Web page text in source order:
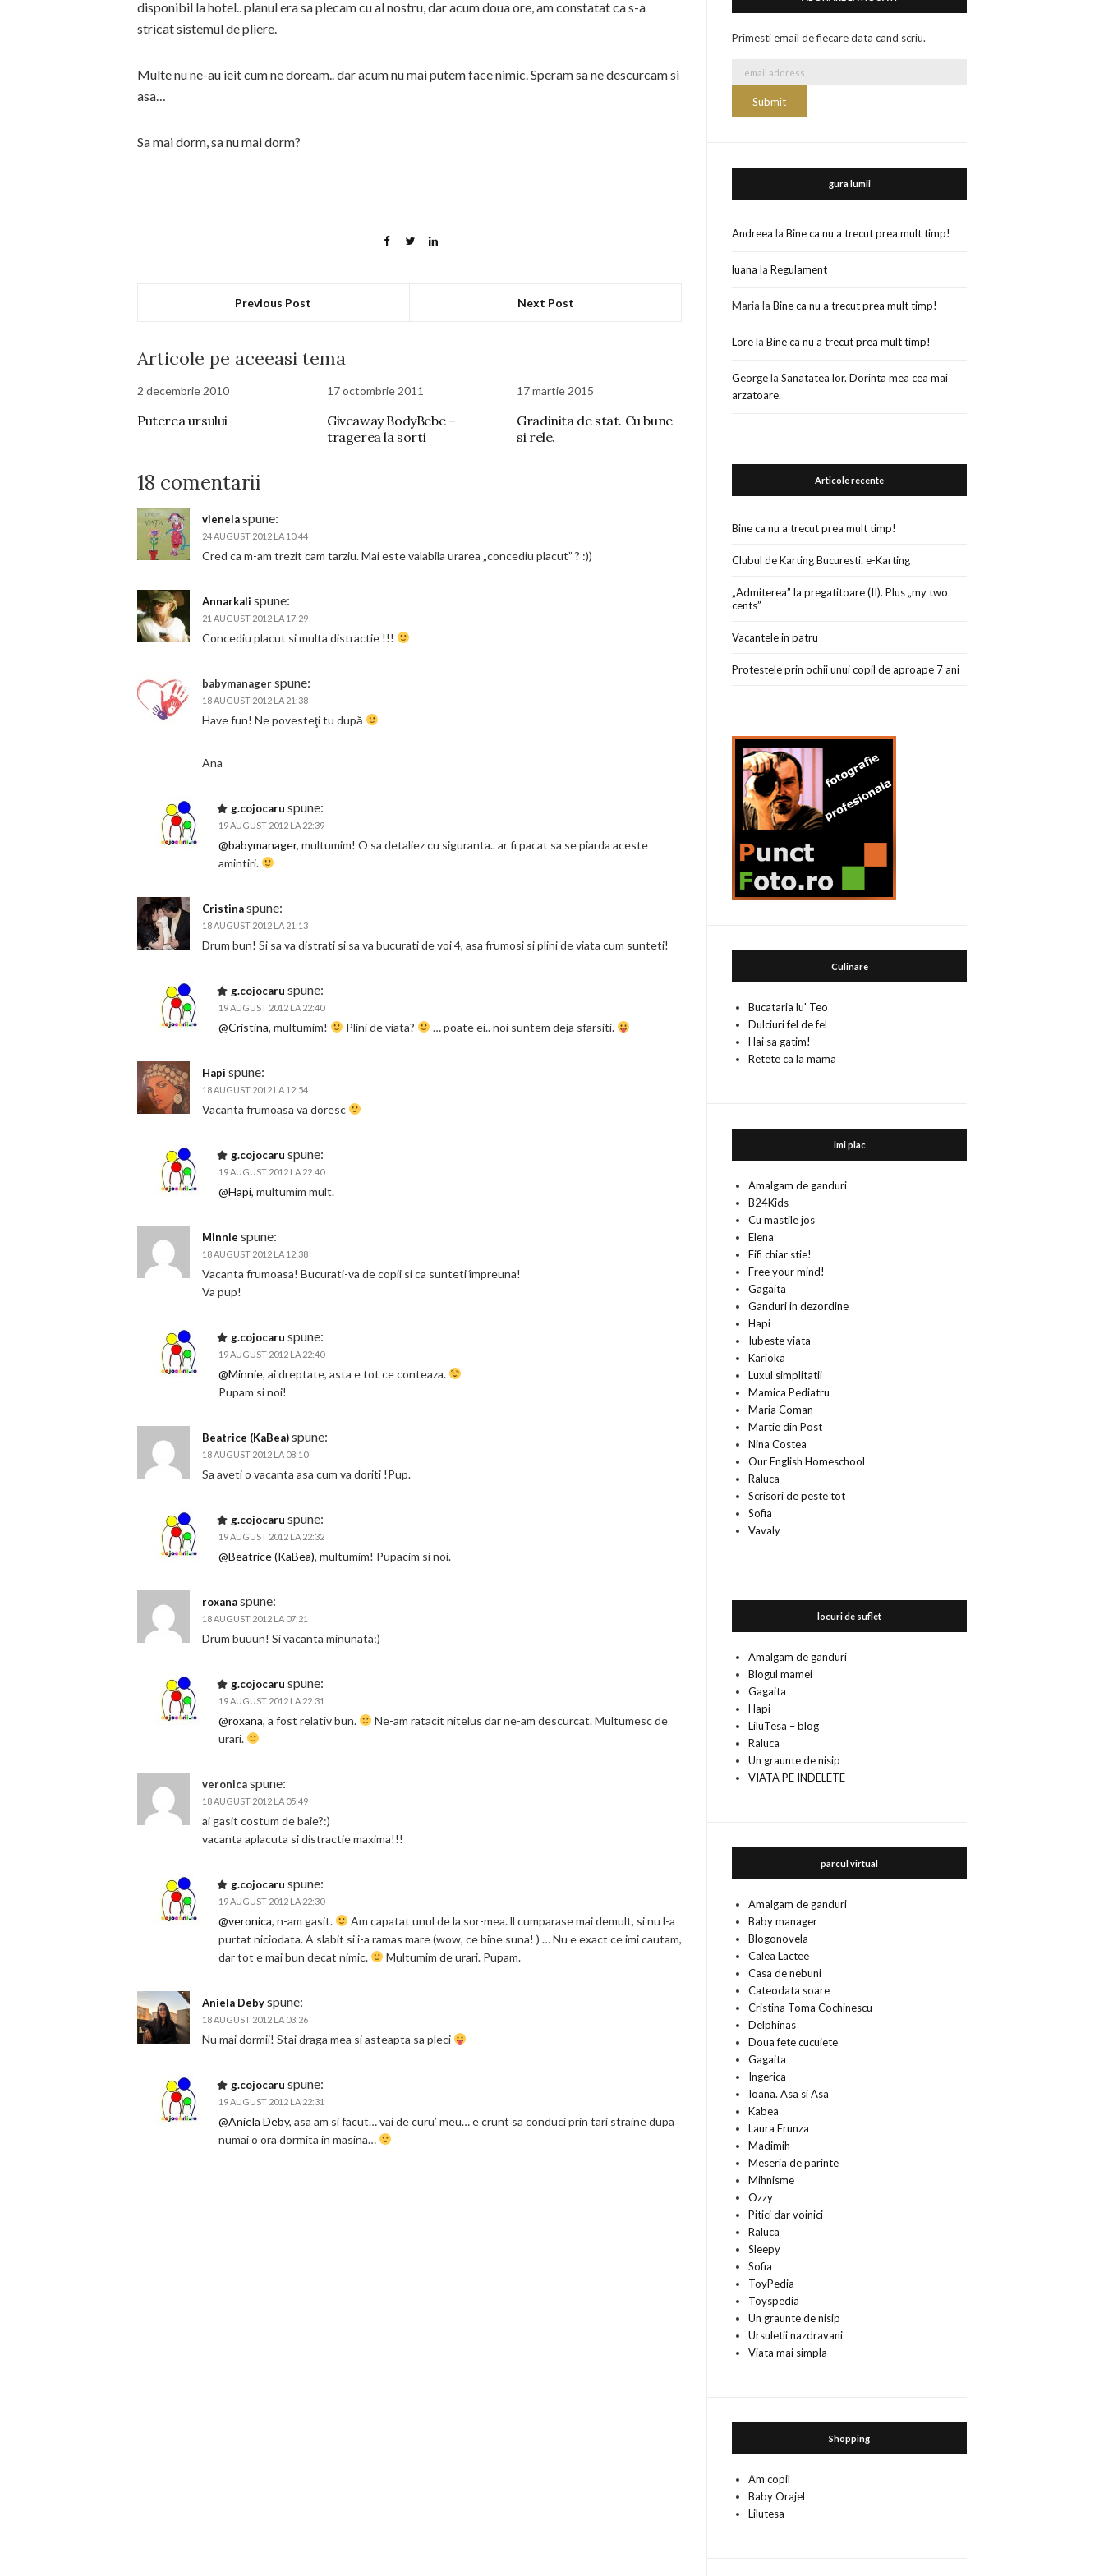
disponibil la hotel.. planul era sa plecam cu al nostru, dar acum doua ore, am constatat ca s-a
stricat sistemul de pliere.
Multe nu ne-au ieit cum ne doream.. dar acum nu mai putem face nimic. Speram sa ne descurcam si
asa…
Sa mai dorm, sa nu mai dorm?
Previous Post Next Post
Articole pe aceeasi tema
2 decembrie 2010
Puterea ursului
17 octombrie 2011
Giveaway BodyBebe –
tragerea la sorti
17 martie 2015
Gradinita de stat. Cu bune
si rele.
18 comentarii
vienelaspune:
24 AUGUST 2012 LA 10:44
Cred ca m-am trezit cam tarziu. Mai este valabila urarea „concediu placut” ? :))
Annarkali spune:
21 AUGUST 2012 LA 17:29
Concediu placut si multa distractie !!!
babymanagerspune:
18 AUGUST 2012 LA 21:38
Have fun! Ne povesteţi tu după
Ana
g.cojocaru spune:
19 AUGUST 2012 LA 22:39
@babymanager, multumim! O sa detaliez cu siguranta.. ar fi pacat sa se piarda aceste
amintiri.
Cristinaspune:
18 AUGUST 2012 LA 21:13
Drum bun! Si sa va distrati si sa va bucurati de voi 4, asa frumosi si plini de viata cum sunteti!
g.cojocaru spune:
19 AUGUST 2012 LA 22:40
@Cristina, multumim! Plini de viata? … poate ei.. noi suntem deja sfarsiti.
Hapi spune:
18 AUGUST 2012 LA 12:54
Vacanta frumoasa va doresc
g.cojocaru spune:
19 AUGUST 2012 LA 22:40
@Hapi, multumim mult.
Minnie spune:
18 AUGUST 2012 LA 12:38
Vacanta frumoasa! Bucurati-va de copii si ca sunteti împreuna!
Va pup!
g.cojocaru spune:
19 AUGUST 2012 LA 22:40
@Minnie, ai dreptate, asta e tot ce conteaza.
Pupam si noi!
Beatrice (KaBea)spune:
18 AUGUST 2012 LA 08:10
Sa aveti o vacanta asa cum va doriti !Pup.
g.cojocaru spune:
19 AUGUST 2012 LA 22:32
@Beatrice (KaBea), multumim! Pupacim si noi.
roxanaspune:
18 AUGUST 2012 LA 07:21
Drum buuun! Si vacanta minunata:)
g.cojocaru spune:
19 AUGUST 2012 LA 22:31
@roxana, a fost relativ bun.
Ne-am ratacit nitelus dar ne-am descurcat. Multumesc de
urari.
veronicaspune:
18 AUGUST 2012 LA 05:49
ai gasit costum de baie?:)
vacanta aplacuta si distractie maxima!!!
g.cojocaru spune:
19 AUGUST 2012 LA 22:30
@veronica, n-am gasit.
Am capatat unul de la sor-mea. ll cumparase mai demult, si nu l-a
purtat niciodata. A slabit si i-a ramas mare (wow, ce bine suna! ) … Nu e exact ce imi cautam,
dar tot e mai bun decat nimic.
Multumim de urari. Pupam.
Aniela Debyspune:
18 AUGUST 2012 LA 03:26
Nu mai dormii! Stai draga mea si asteapta sa pleci
g.cojocaru spune:
19 AUGUST 2012 LA 22:31
@Aniela Deby, asa am si facut… vai de curu’ meu… e crunt sa conduci prin tari straine dupa
numai o ora dormita in masina…
Primesti email de fiecare data cand scriu.
gura lumii
Andreea laBine ca nu a trecut prea mult timp!
luana laRegulament
Maria laBine ca nu a trecut prea mult timp!
LorelaBine ca nu a trecut prea mult timp!
GeorgelaSanatatea lor. Dorinta mea cea mai
arzatoare.
Articole recente
Bine ca nu a trecut prea mult timp!
Clubul de Karting Bucuresti. e-Karting
„Admiterea” la pregatitoare (II). Plus „my two
cents”
Vacantele in patru
Protestele prin ochii unui copil de aproape 7 ani
Culinare
Bucataria lu' Teo
Dulciuri fel de fel
Hai sa gatim!
Retete ca la mama
imi plac
Amalgam de ganduri
B24Kids
Cu mastile jos
Elena
Fifi chiar stie!
Free your mind!
Gagaita
Ganduri in dezordine
Hapi
Iubeste viata
Karioka
Luxul simplitatii
Mamica Pediatru
Maria Coman
Martie din Post
Nina Costea
Our English Homeschool
Raluca
Scrisori de peste tot
Sofia
Vavaly
locuri de suflet
Amalgam de ganduri
Blogul mamei
Gagaita
Hapi
LiluTesa – blog
Raluca
Un graunte de nisip
VIATA PE INDELETE
parcul virtual
Amalgam de ganduri
Baby manager
Blogonovela
Calea Lactee
Casa de nebuni
Cateodata soare
Cristina Toma Cochinescu
Delphinas
Doua fete cucuiete
Gagaita
Ingerica
Ioana. Asa si Asa
Kabea
Laura Frunza
Madimih
Meseria de parinte
Mihnisme
Ozzy
Pitici dar voinici
Raluca
Sleepy
Sofia
ToyPedia
Toyspedia
Un graunte de nisip
Ursuletii nazdravani
Viata mai simpla
Shopping
Am copil
Baby Orajel
Lilutesa